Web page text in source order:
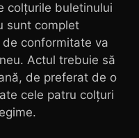
colțurile buletinului
sunt complet
conformitate va
Actul trebuie să
de preferat de o
cele patru colțuri